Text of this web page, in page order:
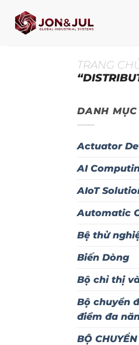
qua
TRANG
DANH
Actuator
AI
AIoT
Automatic
Bệ thử
Biến Dòng
Bộ chỉ thị
Bộ chuyển
điểm đa
BỘ